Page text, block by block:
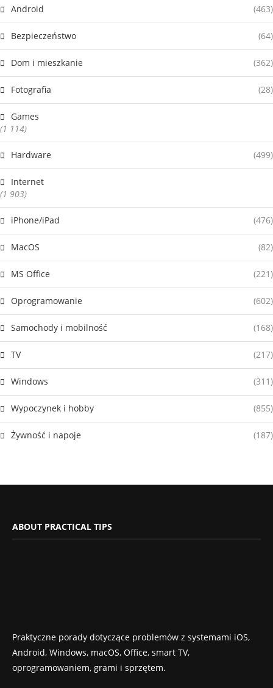
Android (463)
Bezpieczeństwo (64)
Dom i mieszkanie (362)
Fotografia (28)
Games
(1 114)
Hardware (499)
Internet
(1 903)
iPhone/iPad (476)
MacOS (82)
MS Office (221)
Oprogramowanie (602)
Samochody i mobilność (168)
TV (217)
Windows (311)
Wypoczynek i hobby (855)
Żywność i napoje (187)
ABOUT PRACTICAL TIPS
Praktyczne porady dotyczące problemów z systemami iOS,
Android, Windows, macOS, Office, smart TV,
oprogramowaniem, grami i sprzętem.